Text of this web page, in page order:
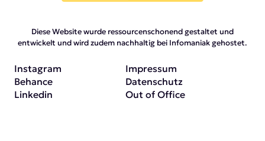
Diese Website wurde ressourcenschonend gestaltet und
entwickelt und wird zudem nachhaltig bei Infomaniak gehostet.
Instagram
Behance
Linkedin
Impressum
Datenschutz
Out of Office